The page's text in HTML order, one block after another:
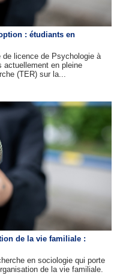
: étudiants en
de licence de Psychologie à
actuellement en pleine
(TER) sur la...
de la vie familiale :
en sociologie qui porte
de la vie familiale.